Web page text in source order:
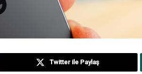
Twitter ile Paylaş